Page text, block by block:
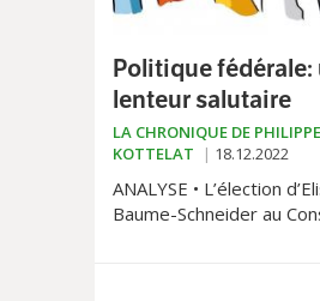
Politique fédérale:
lenteur salutaire
LA CHRONIQUE DE PHILIPPE
KOTTELAT
18.12.2022
ANALYSE • L’élection
Baume-Schneider au